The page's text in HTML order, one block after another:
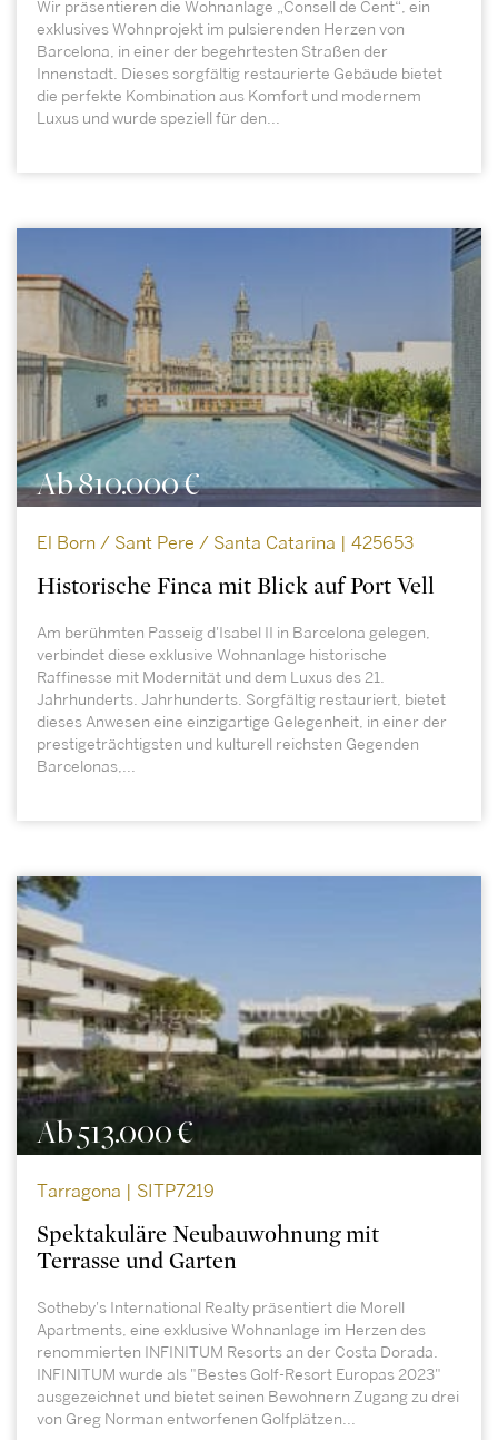
Wir präsentieren die Wohnanlage „Consell de Cent“, ein
exklusives Wohnprojekt im pulsierenden Herzen von
Barcelona, in einer der begehrtesten Straßen der
Innenstadt. Dieses sorgfältig restaurierte Gebäude bietet
die perfekte Kombination aus Komfort und modernem
Luxus und wurde speziell für den...
Ab 810.000 €
El Born / Sant Pere / Santa Catarina | 425653
Historische Finca mit Blick auf Port Vell
Am berühmten Passeig d'Isabel II in Barcelona gelegen,
verbindet diese exklusive Wohnanlage historische
Raffinesse mit Modernität und dem Luxus des 21.
Jahrhunderts. Jahrhunderts. Sorgfältig restauriert, bietet
dieses Anwesen eine einzigartige Gelegenheit, in einer der
prestigeträchtigsten und kulturell reichsten Gegenden
Barcelonas,...
Ab 513.000 €
Tarragona | SITP7219
Spektakuläre Neubauwohnung mit
Terrasse und Garten
Sotheby's International Realty präsentiert die Morell
Apartments, eine exklusive Wohnanlage im Herzen des
renommierten INFINITUM Resorts an der Costa Dorada.
INFINITUM wurde als "Bestes Golf-Resort Europas 2023"
ausgezeichnet und bietet seinen Bewohnern Zugang zu drei
von Greg Norman entworfenen Golfplätzen...